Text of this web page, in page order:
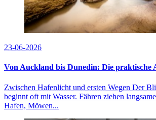
23-06-2026
Von Auckland bis Dunedin: Die praktische
Zwischen Hafenlicht und ersten Wegen Der
beginnt oft mit Wasser. Fähren ziehen
Hafen, Möwen...